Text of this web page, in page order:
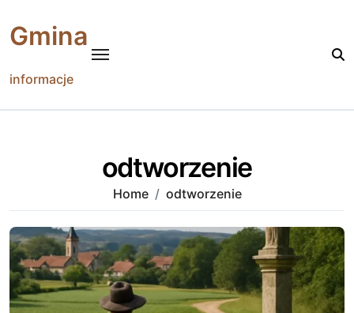
content
Gmina
informacje
odtworzenie
Home odtworzenie